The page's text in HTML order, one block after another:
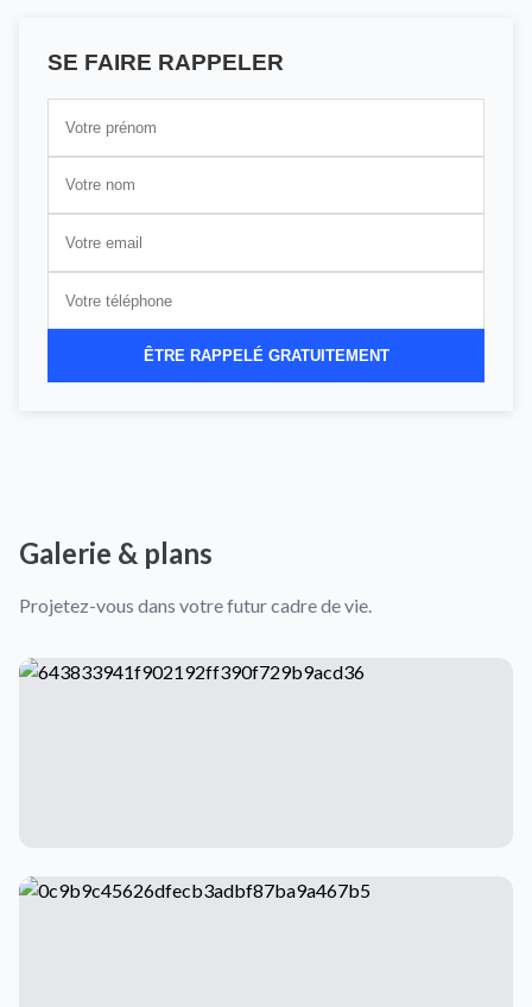
SE FAIRE RAPPELER
ÊTRE RAPPELÉ GRATUITEMENT
Galerie & plans
Projetez-vous dans votre futur cadre de vie.